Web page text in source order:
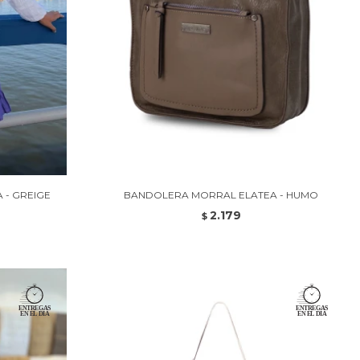
- GREIGE BANDOLERA MORRAL ELATEA - HUMO
$ 2.179